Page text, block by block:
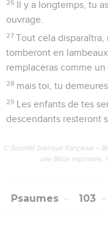
26 Il y a longtemps, tu
ouvrage.
27 Tout cela
tomberont en
remplaceras comme
28 mais toi, tu
29 Les enfants de tes
descendants resteront
© Société biblique française –
une Bible imprimée,
Psaumes 103